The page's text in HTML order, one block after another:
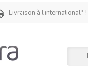
Livraison à l'international* !